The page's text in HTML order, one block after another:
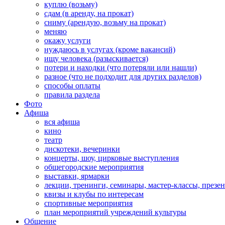
куплю (возьму)
сдам (в аренду, на прокат)
сниму (арендую, возьму на прокат)
меняю
окажу услуги
нуждаюсь в услугах (кроме вакансий)
ищу человека (разыскивается)
потери и находки (что потеряли или нашли)
разное (что не подходит для других разделов)
способы оплаты
правила раздела
Фото
Афиша
вся афиша
кино
театр
дискотеки, вечеринки
концерты, шоу, цирковые выступления
общегородские мероприятия
выставки, ярмарки
лекции, тренинги, семинары, мастер-классы,
квизы и клубы по интересам
спортивные мероприятия
план мероприятий учреждений культуры
Общение